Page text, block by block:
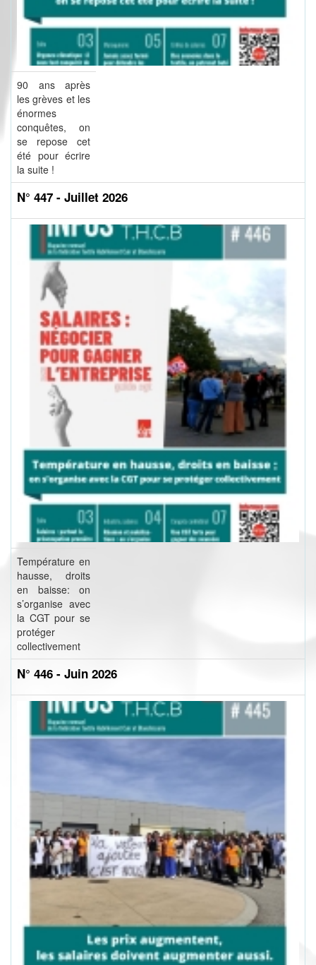
90 ans après
les grèves et les
énormes
conquêtes, on
se repose cet
été pour écrire
la suite !
N° 447 - Juillet 2026
Température en
hausse, droits
en baisse: on
s’organise avec
la CGT pour se
protéger
collectivement
N° 446 - Juin 2026